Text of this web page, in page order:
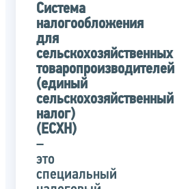
Система
налогообложения
для
сельскохозяйственных
товаропроизводителей
(единый
сельскохозяйственный
налог)
(ЕСХН)
–
это
специальный